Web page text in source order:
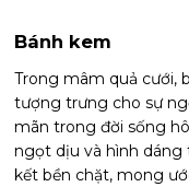
Bánh kem
Trong mâm quả cưới,
tượng trưng cho sự
mãn trong đời sống
ngọt dịu và hình dáng
kết bền chặt, mong